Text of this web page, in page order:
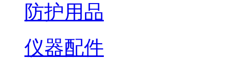
防护用品
仪器配件